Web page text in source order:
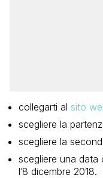
collegarti al sito
scegliere la
scegliere la
scegliere una data
l’8 dicembre 2018.